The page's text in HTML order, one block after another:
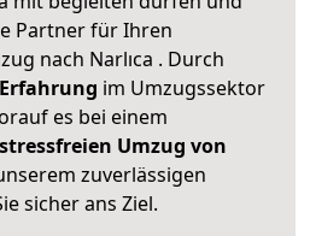
Partner für Ihren
nach Narlıca . Durch
im Umzugssektor
es bei einem
Umzug von
zuverlässigen
sicher ans Ziel.